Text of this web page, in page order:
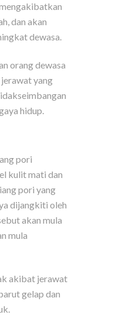
dan akan
dewasa.
orang dewasa
yang
hidup.
pori
kulit mati dan
pori yang
dijangkiti oleh
akan mula
mula
akibat jerawat
gelap dan